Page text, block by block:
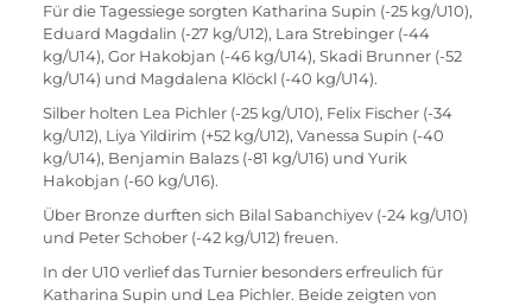
Für die Tagessiege sorgten Katharina Supin (-25 kg/U10),
Eduard Magdalin (-27 kg/U12), Lara Strebinger (-44
kg/U14), Gor Hakobjan (-46 kg/U14), Skadi Brunner (-52
kg/U14) und Magdalena Klöckl (-40 kg/U14).
Silber holten Lea Pichler (-25 kg/U10), Felix Fischer (-34
kg/U12), Liya Yildirim (+52 kg/U12), Vanessa Supin (-40
kg/U14), Benjamin Balazs (-81 kg/U16) und Yurik
Hakobjan (-60 kg/U16).
Über Bronze durften sich Bilal Sabanchiyev (-24 kg/U10)
und Peter Schober (-42 kg/U12) freuen.
In der U10 verlief das Turnier besonders erfreulich für
Katharina Supin und Lea Pichler. Beide zeigten von